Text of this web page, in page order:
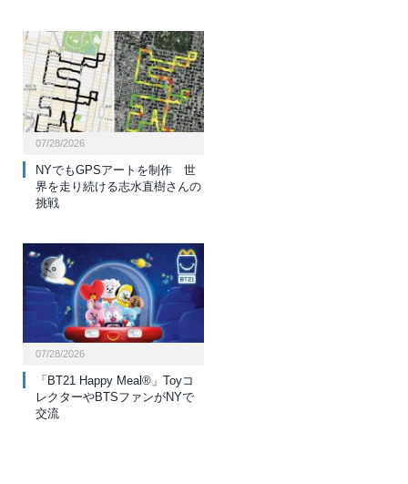
07/28/2026
NYでもGPSアートを制作 世
界を走り続ける志水直樹さんの
挑戦
07/28/2026
「BT21 Happy Meal®」Toyコ
レクターやBTSファンがNYで
交流